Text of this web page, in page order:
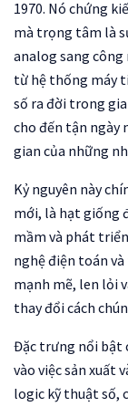
1970. Nó chứng
mà trọng tâm là
analog sang
từ hệ thống máy
số ra đời trong
cho đến tận ngày
gian của những
Kỷ nguyên này
mới, là hạt giống
mầm và phát
nghệ điện toán
mạnh mẽ, len lỏi
thay đổi cách
Đặc trưng nổi bật
vào việc sản xuất
logic kỹ thuật số,